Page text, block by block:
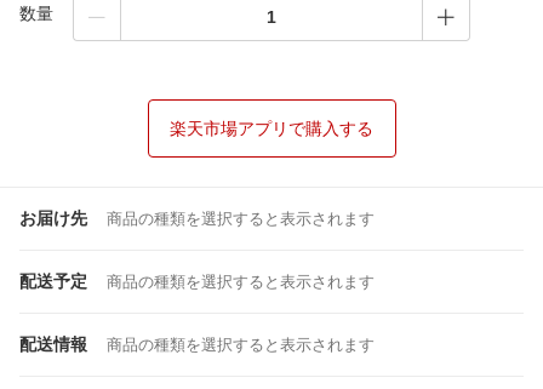
数量
楽天市場アプリで購入する
お届け先 商品の種類を選択すると表示されます
配送予定 商品の種類を選択すると表示されます
配送情報 商品の種類を選択すると表示されます